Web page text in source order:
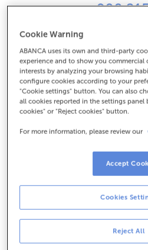
900
Com
De dilluns a divendres de8:15 a
cita prèviai
Operacions amb efectiu
Clients: de dilluns a divendres de
Si no ets client, l'horari de caixa
Cookie Warning
ABANCA uses its own and third-party
experience and to show you
interests by analyzing your browsing
configure cookies according to your
"Cookie settings" button. You can also
all cookies reported in the settings
cookies" or "Reject cookies" button.
For more information, please review our
Reject All
Cookies
Accept